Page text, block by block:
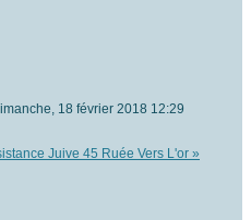
18 février 2018 12:29
Juive 45 Ruée Vers L'or »